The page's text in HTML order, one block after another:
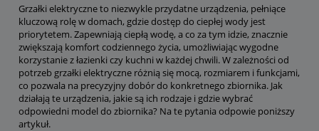
Grzałki elektryczne to niezwykle przydatne urządzenia, pełniące
kluczową rolę w domach, gdzie dostęp do ciepłej wody jest
priorytetem. Zapewniają ciepłą wodę, a co za tym idzie, znacznie
zwiększają komfort codziennego życia, umożliwiając wygodne
korzystanie z łazienki czy kuchni w każdej chwili. W zależności od
potrzeb grzałki elektryczne różnią się mocą, rozmiarem i funkcjami,
co pozwala na precyzyjny dobór do konkretnego zbiornika. Jak
działają te urządzenia, jakie są ich rodzaje i gdzie wybrać
odpowiedni model do zbiornika? Na te pytania odpowie poniższy
artykuł.